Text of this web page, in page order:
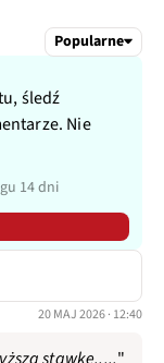
Popularne
śledź
Nie
14 dni
20 MAJ 2026 · 12:40